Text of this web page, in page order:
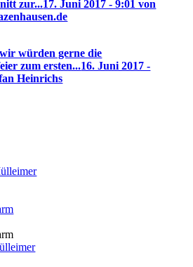
zur...17. Juni 2017 - 9:01 von
würden gerne die
zum ersten...16. Juni 2017 -
Heinrichs